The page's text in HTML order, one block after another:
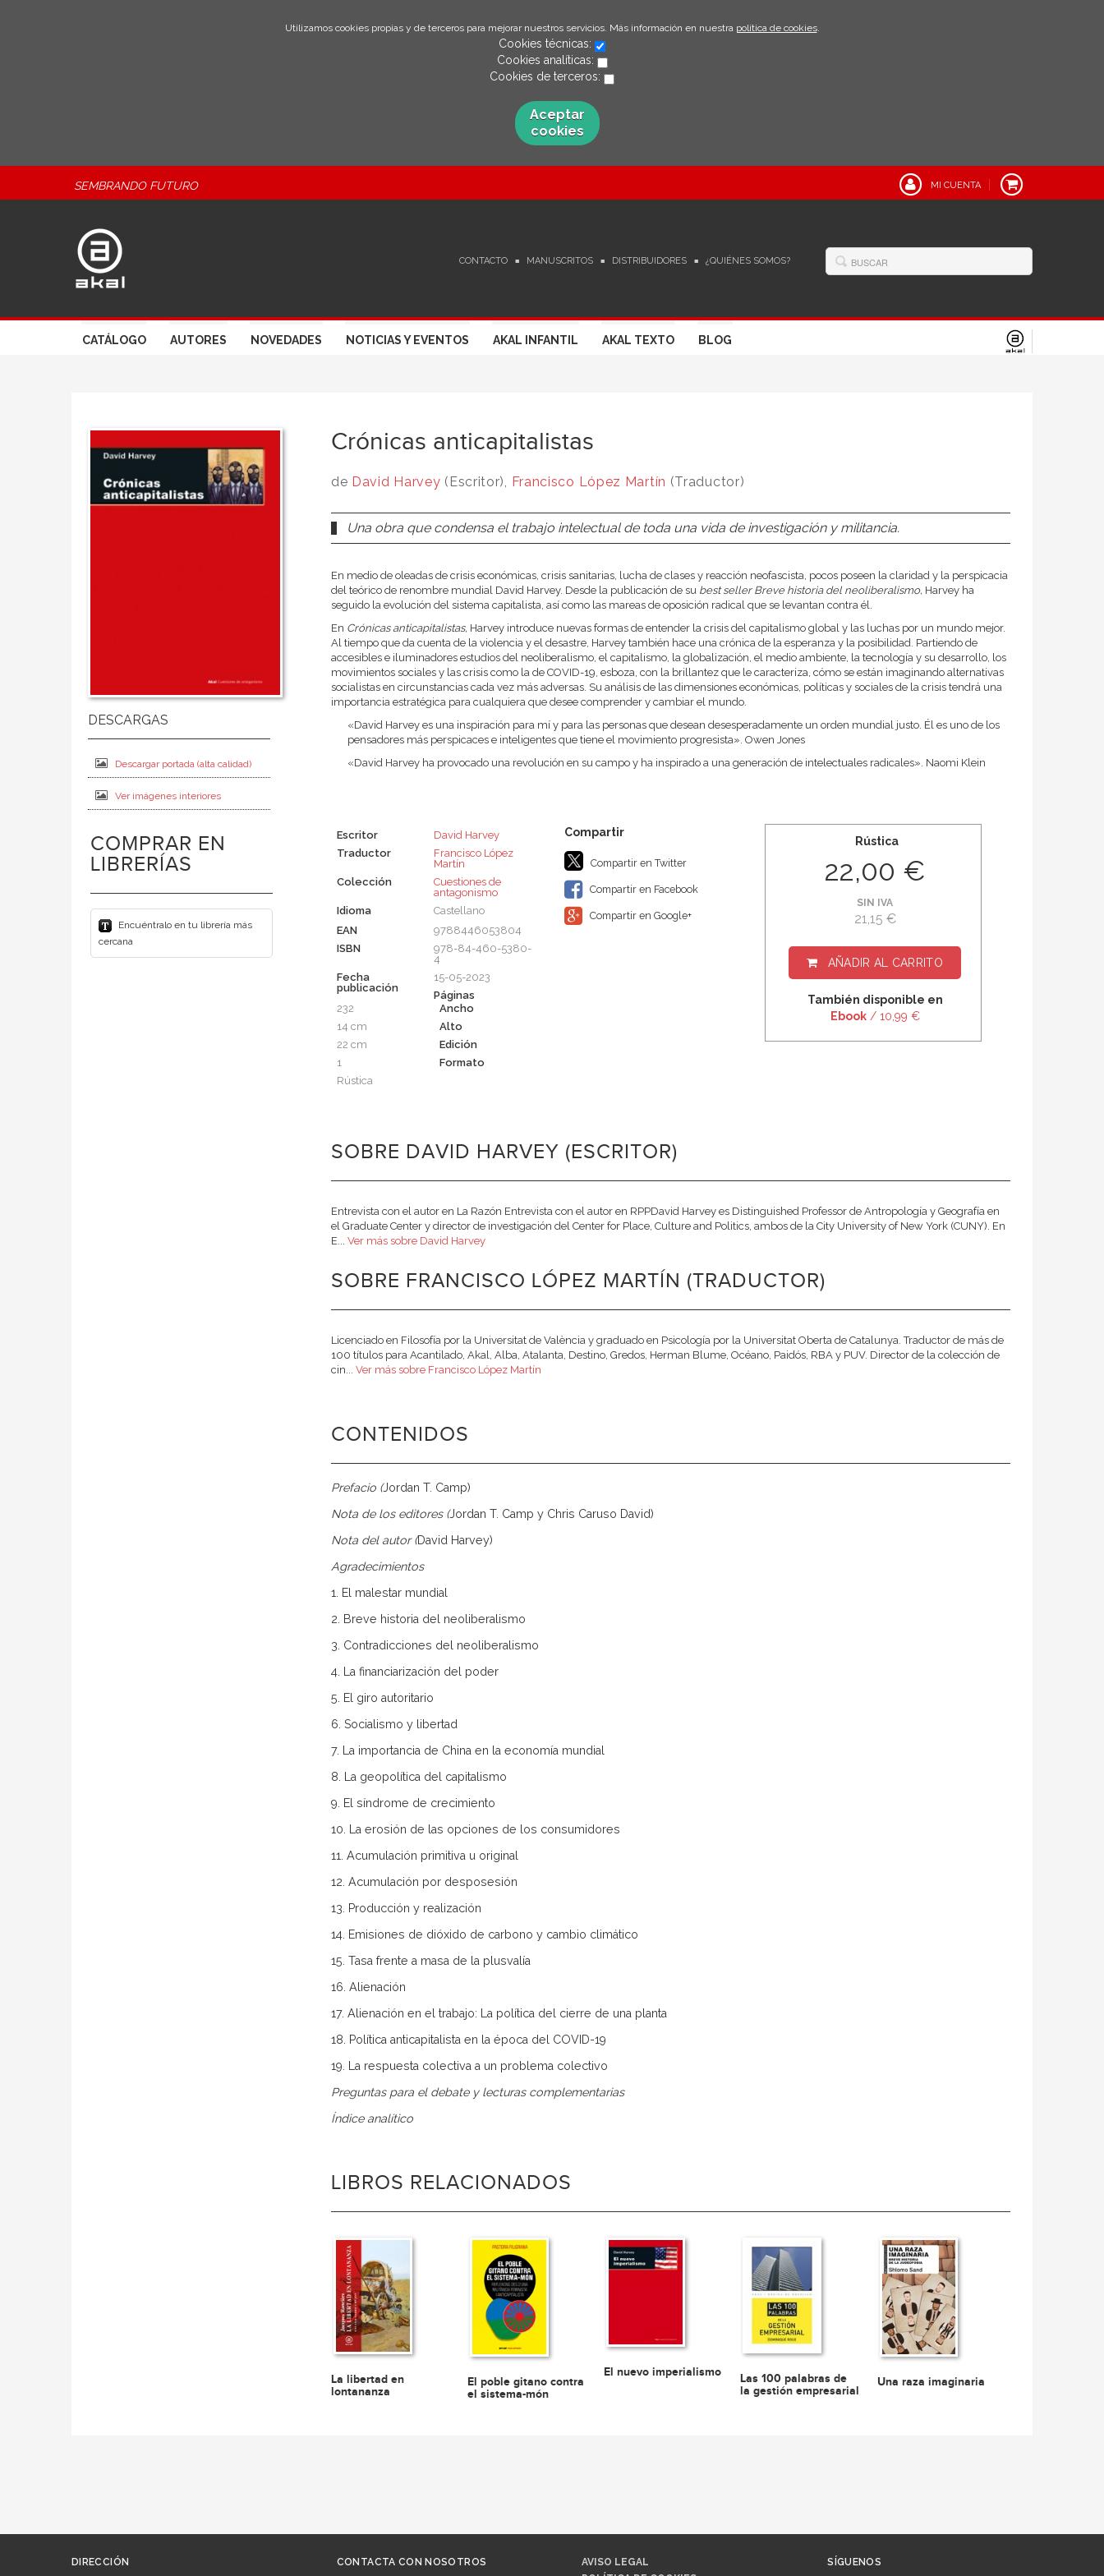
Utilizamos cookies propias y de terceros para mejorar nuestros servicios. Más información en nuestra política de cookies.
Cookies técnicas:
Cookies analíticas:
Cookies de terceros:
Aceptar
cookies
SEMBRANDO FUTURO MI CUENTA
CONTACTO MANUSCRITOS DISTRIBUIDORES ¿QUIÉNES SOMOS?
CATÁLOGO AUTORES NOVEDADES NOTICIAS Y EVENTOS AKAL INFANTIL AKAL TEXTO BLOG
Descargar portada (alta calidad)
Ver imágenes interiores
COMPRAR EN
LIBRERÍAS
Encuéntralo en tu librería más
cercana
Crónicas anticapitalistas
de David Harvey (Escritor), Francisco López Martín (Traductor)
Una obra que condensa el trabajo intelectual de toda una vida de investigación y militancia.
En medio de oleadas de crisis económicas, crisis sanitarias, lucha de clases y reacción neofascista, pocos poseen la claridad y la perspicacia
del teórico de renombre mundial David Harvey. Desde la publicación de su best seller Breve historia del neoliberalismo, Harvey ha
seguido la evolución del sistema capitalista, así como las mareas de oposición radical que se levantan contra él.
En Crónicas anticapitalistas, Harvey introduce nuevas formas de entender la crisis del capitalismo global y las luchas por un mundo mejor.
Al tiempo que da cuenta de la violencia y el desastre, Harvey también hace una crónica de la esperanza y la posibilidad. Partiendo de
accesibles e iluminadores estudios del neoliberalismo, el capitalismo, la globalización, el medio ambiente, la tecnología y su desarrollo, los
movimientos sociales y las crisis como la de COVID-19, esboza, con la brillantez que le caracteriza, cómo se están imaginando alternativas
socialistas en circunstancias cada vez más adversas. Su análisis de las dimensiones económicas, políticas y sociales de la crisis tendrá una
importancia estratégica para cualquiera que desee comprender y cambiar el mundo.
«David Harvey es una inspiración para mí y para las personas que desean desesperadamente un orden mundial justo. Él es uno de los
pensadores más perspicaces e inteligentes que tiene el movimiento progresista». Owen Jones
«David Harvey ha provocado una revolución en su campo y ha inspirado a una generación de intelectuales radicales». Naomi Klein
Escritor
David Harvey
Traductor
Francisco López
Martín
Colección
Cuestiones de
antagonismo
Idioma
Castellano
EAN
9788446053804
ISBN
978-84-460-5380-
4
Fecha
publicación
15-05-2023
Páginas
232
Ancho
14 cm
Alto
22 cm
Edición
1
Formato
Rústica
Compartir en Twitter
Compartir en Facebook
Compartir en Google+
Rústica
22,00 €
SIN IVA
21,15 €
AÑADIR AL CARRITO
También disponible en
Ebook/ 10,99 €
SOBRE DAVID HARVEY (ESCRITOR)
Entrevista con el autor en La Razón Entrevista con el autor en RPPDavid Harvey es Distinguished Professor de Antropología y Geografía en
el Graduate Center y director de investigación del Center for Place, Culture and Politics, ambos de la City University of New York (CUNY). En
E... Ver más sobre David Harvey
SOBRE FRANCISCO LÓPEZ MARTÍN (TRADUCTOR)
Licenciado en Filosofía por la Universitat de València y graduado en Psicología por la Universitat Oberta de Catalunya. Traductor de más de
100 títulos para Acantilado, Akal, Alba, Atalanta, Destino, Gredos, Herman Blume, Océano, Paidós, RBA y PUV. Director de la colección de
cin... Ver más sobre Francisco López Martín
CONTENIDOS
Prefacio (Jordan T. Camp)
Nota de los editores (Jordan T. Camp y Chris Caruso David)
Nota del autor (David Harvey)
Agradecimientos
1. El malestar mundial
2. Breve historia del neoliberalismo
3. Contradicciones del neoliberalismo
4. La financiarización del poder
5. El giro autoritario
6. Socialismo y libertad
7. La importancia de China en la economía mundial
8. La geopolítica del capitalismo
9. El síndrome de crecimiento
10. La erosión de las opciones de los consumidores
11. Acumulación primitiva u original
12. Acumulación por desposesión
13. Producción y realización
14. Emisiones de dióxido de carbono y cambio climático
15. Tasa frente a masa de la plusvalía
16. Alienación
17. Alienación en el trabajo: La política del cierre de una planta
18. Política anticapitalista en la época del COVID-19
19. La respuesta colectiva a un problema colectivo
Preguntas para el debate y lecturas complementarias
Índice analítico
LIBROS RELACIONADOS
La libertad en
lontananza
El poble gitano contra
el sistema-món
El nuevo imperialismo
Las 100 palabras de
la gestión empresarial
Una raza imaginaria
DIRECCIÓN CONTACTA CON NOSOTROS
AVISO LEGAL
SÍGUENOS